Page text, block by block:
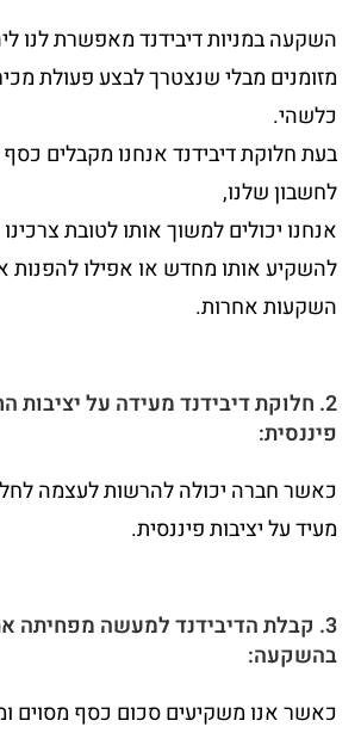
השקעה במניות דיבידנד מאפשרת לנו
מזומנים מבלי שנצטרך לבצע פעולת
כלשהי.
בעת חלוקת דיבידנד אנחנו מקבלים כסף
לחשבון שלנו,
אנחנו יכולים למשוך אותו לטובת
להשקיע אותו מחדש או אפילו להפנות
השקעות אחרות.
2. חלוקת דיבידנד מעידה על יציבות
פיננסית:
כאשר חברה יכולה להרשות לעצמה
מעיד על יציבות פיננסית.
3. קבלת הדיבידנד למעשה מפחיתה
בהשקעה:
כאשר אנו משקיעים סכום כסף מסוים